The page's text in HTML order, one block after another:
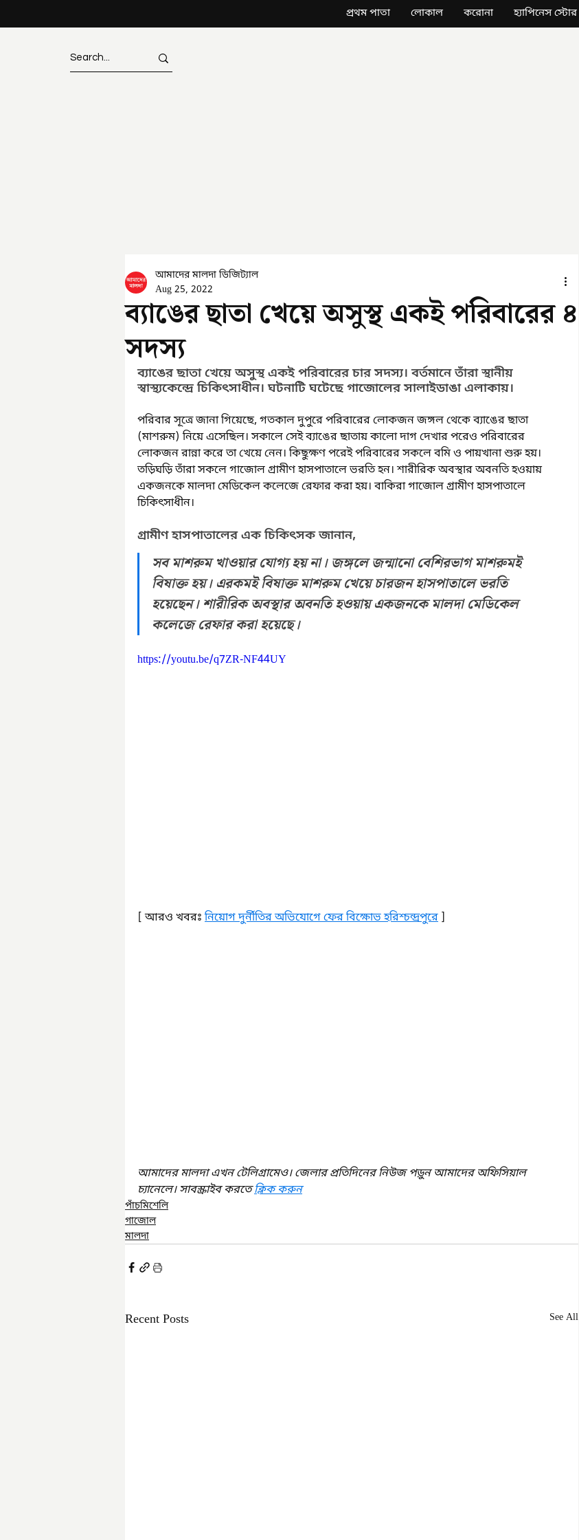
প্রথম পাতা লোকাল করোনা হ্যাপিনেস স্টোর
ব্যাঙের ছাতা খেয়ে অসুস্থ একই পরিবারের ৪
সদস্য
আমাদের মালদা ডিজিট্যাল
Aug 25, 2022
ব্যাঙের ছাতা খেয়ে অসুস্থ একই পরিবারের চার সদস্য। বর্তমানে তাঁরা স্থানীয়
স্বাস্থ্যকেন্দ্রে চিকিৎসাধীন। ঘটনাটি ঘটেছে গাজোলের সালাইডাঙা এলাকায়।
পরিবার সূত্রে জানা গিয়েছে, গতকাল দুপুরে পরিবারের লোকজন জঙ্গল থেকে ব্যাঙের ছাতা
(মাশরুম) নিয়ে এসেছিল। সকালে সেই ব্যাঙের ছাতায় কালো দাগ দেখার পরেও পরিবারের
লোকজন রান্না করে তা খেয়ে নেন। কিছুক্ষণ পরেই পরিবারের সকলে বমি ও পায়খানা শুরু হয়।
তড়িঘড়ি তাঁরা সকলে গাজোল গ্রামীণ হাসপাতালে ভরতি হন। শারীরিক অবস্থার অবনতি হওয়ায়
একজনকে মালদা মেডিকেল কলেজে রেফার করা হয়। বাকিরা গাজোল গ্রামীণ হাসপাতালে
চিকিৎসাধীন।
গ্রামীণ হাসপাতালের এক চিকিৎসক জানান,
সব মাশরুম খাওয়ার যোগ্য হয় না। জঙ্গলে জন্মানো বেশিরভাগ মাশরুমই
বিষাক্ত হয়। এরকমই বিষাক্ত মাশরুম খেয়ে চারজন হাসপাতালে ভরতি
হয়েছেন। শারীরিক অবস্থার অবনতি হওয়ায় একজনকে মালদা মেডিকেল
কলেজে রেফার করা হয়েছে।
https://youtu.be/q7ZR-NF44UY
[ আরও খবরঃ নিয়োগ দুর্নীতির অভিযোগে ফের বিক্ষোভ হরিশ্চন্দ্রপুরে ]
আমাদের মালদা এখন টেলিগ্রামেও। জেলার প্রতিদিনের নিউজ পড়ুন আমাদের অফিসিয়াল
চ্যানেলে। সাবস্ক্রাইব করতে ক্লিক করুন
পাঁচমিশেলি
গাজোল
মালদা
Recent Posts See All